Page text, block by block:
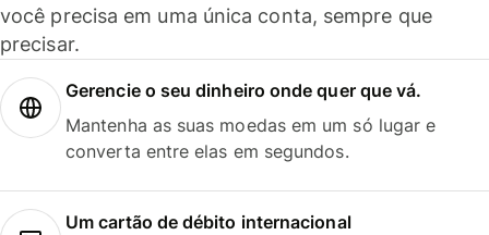
você precisa em uma única conta, sempre que
precisar.
Gerencie o seu dinheiro onde quer que vá.
Mantenha as suas moedas em um só lugar e
converta entre elas em segundos.
Um cartão de débito internacional